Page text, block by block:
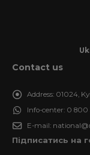
Contact us
Address: 01024,
Info-center: 0 800
E-mail:
Підписатись на